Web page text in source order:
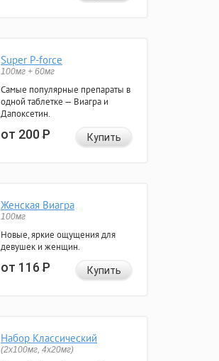
Super P-force
100мг + 60мг
Самые популярные препараты в
одной таблетке — Виагра и
Дапоксетин.
от 200Р Купить
Женская Виагра
100мг
Новые, яркие ощущения для
девушек и женщин.
от 116Р Купить
Набор Классический
(2x100мг, 4x20мг)